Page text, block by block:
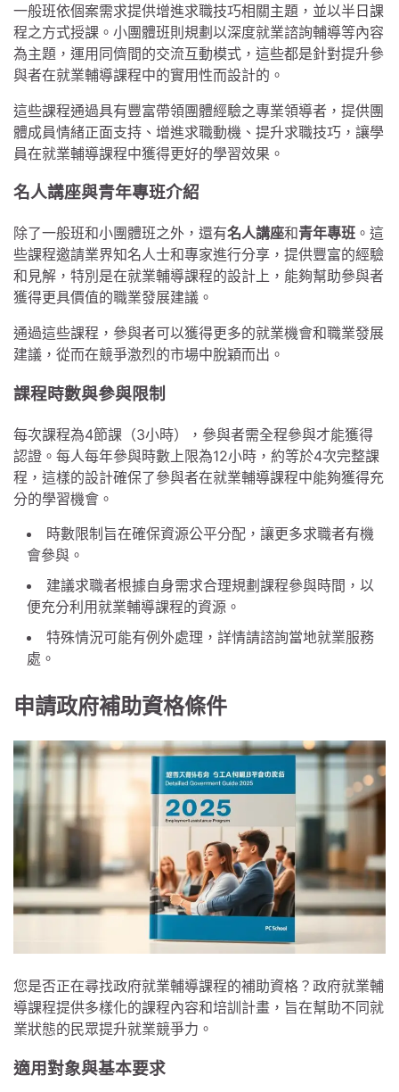
一般班依個案需求提供增進求職技巧相關主題，並以半日課
程之方式授課。小團體班則規劃以深度就業諮詢輔導等內容
為主題，運用同儕間的交流互動模式，這些都是針對提升參
與者在就業輔導課程中的實用性而設計的。
這些課程通過具有豐富帶領團體經驗之專業領導者，提供團
體成員情緒正面支持、增進求職動機、提升求職技巧，讓學
員在就業輔導課程中獲得更好的學習效果。
名人講座與青年專班介紹
除了一般班和小團體班之外，還有名人講座和青年專班 。這
些課程邀請業界知名人士和專家進行分享，提供豐富的經驗
和見解，特別是在就業輔導課程的設計上，能夠幫助參與者
獲得更具價值的職業發展建議。
通過這些課程，參與者可以獲得更多的就業機會和職業發展
建議，從而在競爭激烈的市場中脫穎而出。
課程時數與參與限制
每次課程為4節課（3小時），參與者需全程參與才能獲得
認證。每人每年參與時數上限為12小時，約等於4次完整課
程，這樣的設計確保了參與者在就業輔導課程中能夠獲得充
分的學習機會。
時數限制旨在確保資源公平分配，讓更多求職者有機
會參與。
建議求職者根據自身需求合理規劃課程參與時間，以
便充分利用就業輔導課程的資源。
特殊情況可能有例外處理，詳情請諮詢當地就業服務
處。
申請政府補助資格條件
您是否正在尋找政府就業輔導課程的補助資格？政府就業輔
導課程提供多樣化的課程內容和培訓計畫，旨在幫助不同就
業狀態的民眾提升就業競爭力。
適用對象與基本要求